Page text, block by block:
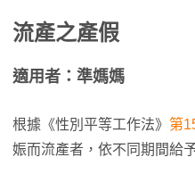
流產之產假
適用者：準媽媽
根據《性別平等工作法》 第
娠而流產者，依不同期間給